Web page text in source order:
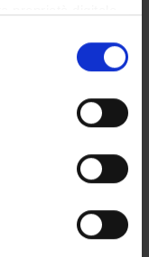
in qualsiasi
o facendo clic
posizione
di qualche